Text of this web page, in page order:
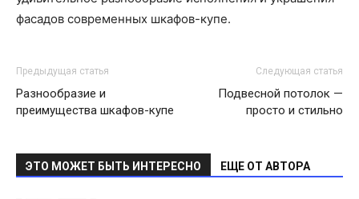
фасадов современных шкафов-купе.
Предыдущая статья
Разнообразие и
преимущества шкафов-купе
Следующая статья
Подвесной потолок —
просто и стильно
ЭТО МОЖЕТ БЫТЬ ИНТЕРЕСНО ЕЩЕ ОТ АВТОРА